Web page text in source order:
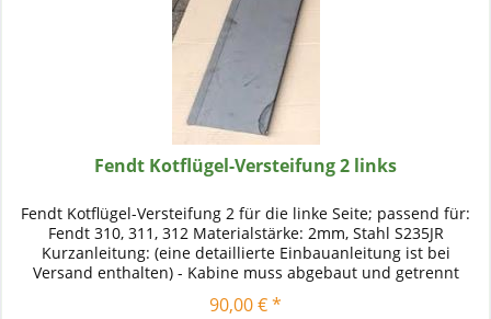
Fendt Kotflügel-Versteifung 2 links
Fendt Kotflügel-Versteifung 2 für die linke Seite; passend für:
Fendt 310, 311, 312 Materialstärke: 2mm, Stahl S235JR
Kurzanleitung: (eine detaillierte Einbauanleitung ist bei
Versand enthalten) - Kabine muss abgebaut und getrennt
werden...
90,00 € *